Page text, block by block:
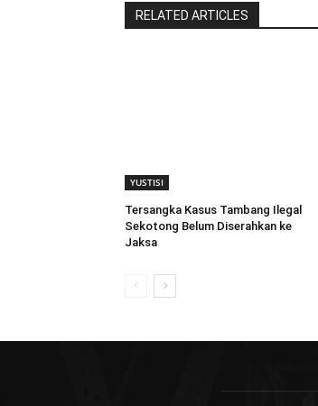
RELATED ARTICLES
YUSTISI
Tersangka Kasus Tambang Ilegal
Sekotong Belum Diserahkan ke
Jaksa